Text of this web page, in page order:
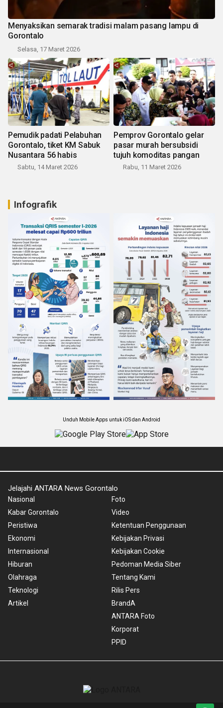
Menyaksikan semarak tradisi malam pasang lampu di
Gorontalo
Selasa, 17 Maret 2026
Pemudik padati Pelabuhan
Gorontalo, tiket KM Sabuk
Nusantara 56 habis
Sabtu, 14 Maret 2026
Pemprov Gorontalo gelar
pasar murah bersubsidi
tujuh komoditas pangan
Rabu, 11 Maret 2026
Infografik
Unduh Mobile Apps untuk iOS dan Android
Jelajahi ANTARA News Gorontalo
Nasional
Kabar Gorontalo
Peristiwa
Ekonomi
Internasional
Hiburan
Olahraga
Teknologi
Artikel
Foto
Video
Ketentuan Penggunaan
Kebijakan Privasi
Kebijakan Cookie
Pedoman Media Siber
Tentang Kami
Rilis Pers
BrandA
ANTARA Foto
Korporat
PPID